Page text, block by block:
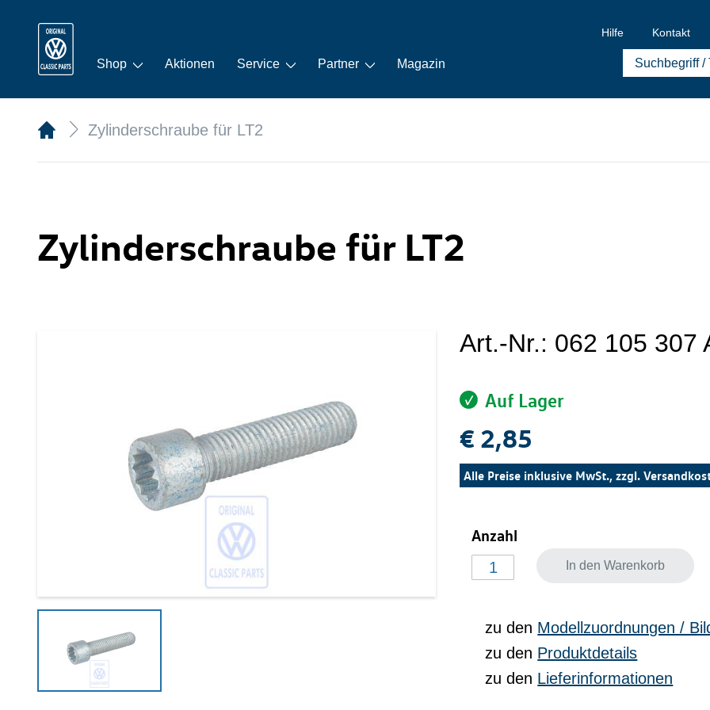
Hilfe Kontakt
Shop Aktionen Service Partner Magazin
Zylinderschraube für LT2
Zylinderschraube für LT2
Art.-Nr.: 062 105 307
Auf Lager
€ 2,85
Alle Preise inklusive MwSt., zzgl.
Anzahl
In den Warenkorb
zu den Modellzuordnungen /
zu den Produktdetails
zu den Lieferinformationen